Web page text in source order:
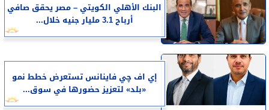
البنك الأهلي الكويتي – مصر يحقق صافي
أرباح 3.1 مليار جنيه خلال...
إي اف چي فاينانس تستعرض خطط نمو
«بلد» لتعزيز حضورها في سوق...